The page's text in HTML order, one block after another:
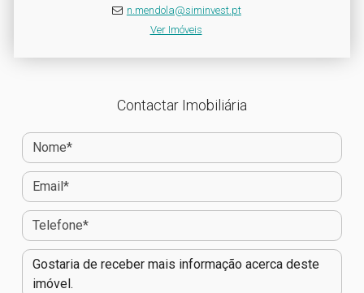
n.mendola@siminvest.pt
Ver Imóveis
Contactar Imobiliária